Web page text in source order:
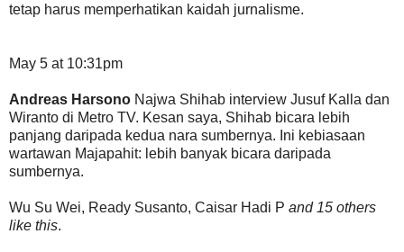
tetap harus memperhatikan kaidah jurnalisme.
May 5 at 10:31pm
Andreas Harsono Najwa Shihab interview Jusuf Kalla dan
Wiranto di Metro TV. Kesan saya, Shihab bicara lebih
panjang daripada kedua nara sumbernya. Ini kebiasaan
wartawan Majapahit: lebih banyak bicara daripada
sumbernya.
Wu Su Wei, Ready Susanto, Caisar Hadi P and 15 others
like this.